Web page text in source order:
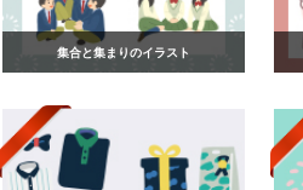
集合と集まりのイラスト